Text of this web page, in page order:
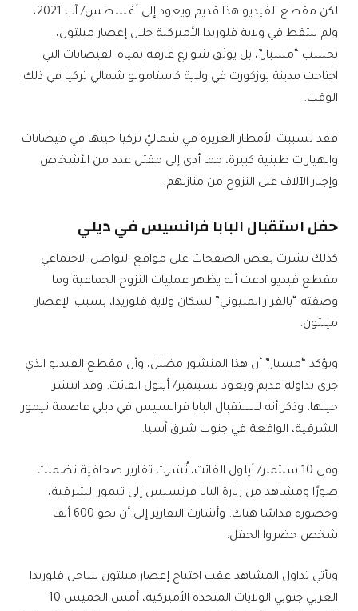
لكن مقطع الفيديو هذا قديم ويعود إلى أغسطس/ آب 2021،
ولم يلتقط في ولاية فلوريدا الأميركية خلال إعصار ميلتون،
بحسب “مسبار”، بل يوثق شوارع غارقة بمياه الفيضانات التي
اجتاحت مدينة بوزكورت في ولاية كاستامونو شمالي تركيا في ذلك
الوقت.
فقد تسببت الأمطار الغزيرة في شماليّ تركيا حينها في فيضانات
وانهيارات طينية كبيرة، مما أدى إلى مقتل عدد من الأشخاص
وإجبار الآلاف على النزوح من منازلهم.
حفل استقبال البابا فرانسيس في ديلي
كذلك نشرت بعض الصفحات على مواقع التواصل الاجتماعي
مقطع فيديو ادعت أنه يظهر عمليات النزوح الجماعية وما
وصفته “بالفرار المليوني” لسكان ولاية فلوريدا، بسبب الإعصار
ميلتون.
ويؤكد “مسبار” أن هذا المنشور مضلل، وأن مقطع الفيديو الذي
جرى تداوله قديم ويعود لسبتمبر/ أيلول الفائت. وقد انتشر
حينها، وذكر أنه لاستقبال البابا فرانسيس في ديلي عاصمة تيمور
الشرقية، الواقعة في جنوب شرق آسيا.
وفي 10 سبتمبر/ أيلول الفائت، نُشرت تقارير صحافية تضمنت
صورًا ومشاهد من زيارة البابا فرنسيس إلى تيمور الشرقية،
وحضوره قداسًا هناك. وأشارت التقارير إلى أن نحو 600 ألف
شخص حضروا الحفل.
ويأتي تداول المشاهد عقب اجتياح إعصار ميلتون ساحل فلوريدا
الغربي جنوبي الولايات المتحدة الأميركية، أمس الخميس 10